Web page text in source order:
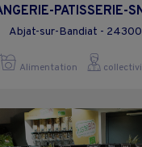
PATISSERIE-
Abjat-sur-Bandiat - 24300
Alimentation